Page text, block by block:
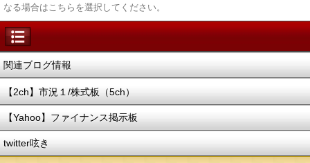
なる場合はこちらを選択してください。
関連ブログ情報
【2ch】市況１/株式板（5ch）
【Yahoo】ファイナンス掲示板
twitter呟き